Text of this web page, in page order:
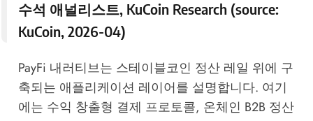
수석 애널리스트, KuCoin Research(source:
KuCoin, 2026-04)
PayFi 내러티브는 스테이블코인 정산 레일 위에 구
축되는 애플리케이션 레이어를 설명합니다. 여기
에는 수익 창출형 결제 프로토콜, 온체인 B2B 정산